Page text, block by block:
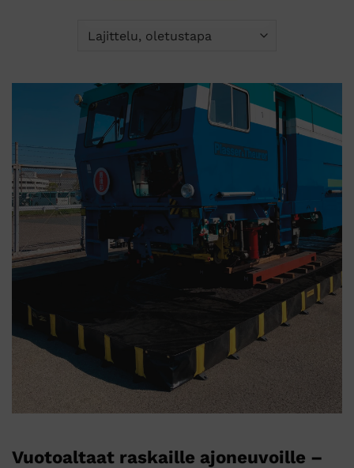
Vuotoaltaat raskaille ajoneuvoille –